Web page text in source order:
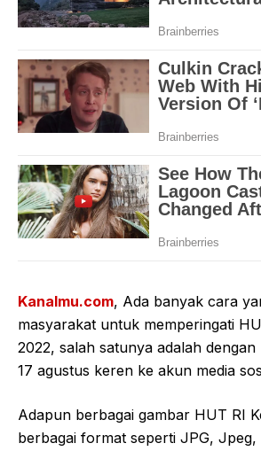
Kanalmu.com, Ada banyak cara
masyarakat untuk memperingati
2022, salah satunya adalah
17 agustus keren ke akun media
Adapun berbagai gambar HUT RI
berbagai format seperti JPG,